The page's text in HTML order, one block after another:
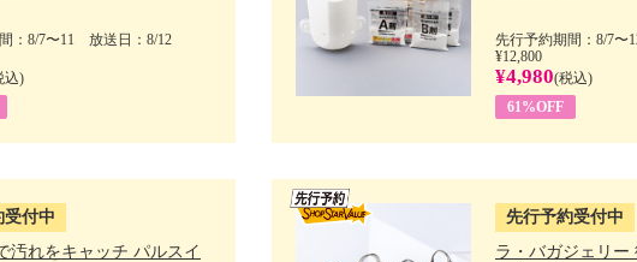
：8/7〜11 放送日：8/12
込)
先行予約期間：8/7
¥12,800
¥4,980(税込)
61%OFF
受付中
汚れをキャッチ パルスイ
先行予約受付中
ラ・バガジェリー